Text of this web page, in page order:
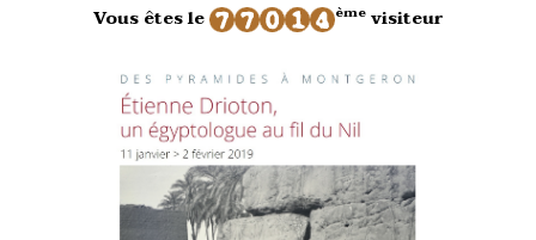
Vous êtes le èmevisiteur